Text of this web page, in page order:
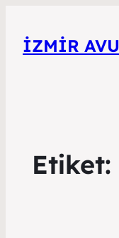
İZMIR
Etiket: